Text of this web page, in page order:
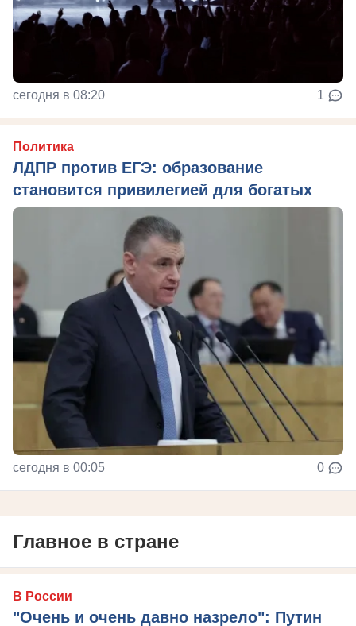
сегодня в 08:20 1
Политика
ЛДПР против ЕГЭ: образование
становится привилегией для богатых
сегодня в 00:05 0
Главное в стране
В России
"Очень и очень давно назрело": Путин